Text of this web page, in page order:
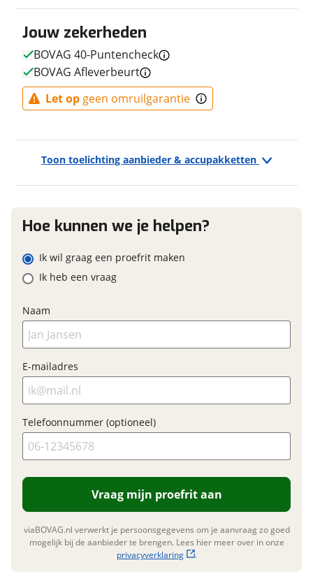
Type remsysteem voor
Schijfrem
Merk remsysteem voor
Type primair remsysteem
achter
Schijfrem
Merk primair remsysteem
achter
E-bike
Elektrisch? Ja, E-bike
Financieel
Prijs
Bijtellingspercentage
Nieuwprijs
Garanties
BOVAG Garantie
Fabrieksgarantie
Ja
Toon toelichting aanbieder & accupakketten
viaBOVAG.nl verwerkt je persoonsgegevens om je aanvraag zo
goed mogelijk bij de aanbieder te brengen. Lees hier meer
over in onzeprivacyverklaring
Jouw zekerheden
BOVAG 40-Puntencheck
BOVAG Afleverbeurt
Let op geen omruilgarantie
Hoe kunnen we je helpen?
Ik wil graag een proefrit maken
Ik heb een vraag
Naam
E-mailadres
Telefoonnummer (optioneel)
Vraag mijn proefrit aan
viaBOVAG.nl verwerkt je persoonsgegevens om je aanvraag zo goed
mogelijk bij de aanbieder te brengen. Lees hier meer over in onze
privacyverklaring
.